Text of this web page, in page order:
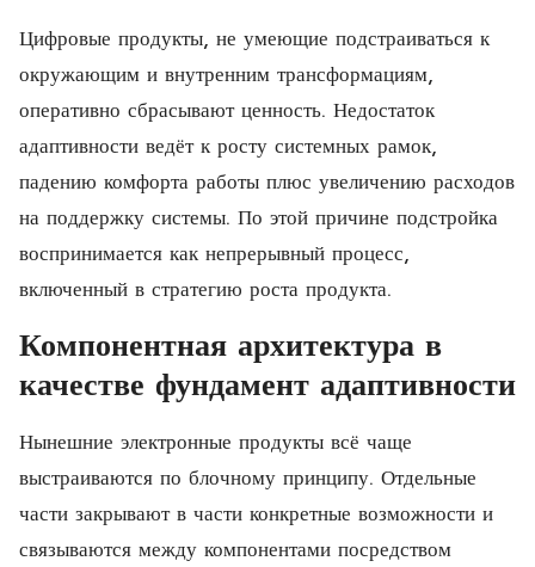
Цифровые продукты, не умеющие подстраиваться к
окружающим и внутренним трансформациям,
оперативно сбрасывают ценность. Недостаток
адаптивности ведёт к росту системных рамок,
падению комфорта работы плюс увеличению расходов
на поддержку системы. По этой причине подстройка
воспринимается как непрерывный процесс,
включенный в стратегию роста продукта.
Компонентная архитектура в
качестве фундамент адаптивности
Нынешние электронные продукты всё чаще
выстраиваются по блочному принципу. Отдельные
части закрывают в части конкретные возможности и
связываются между компонентами посредством